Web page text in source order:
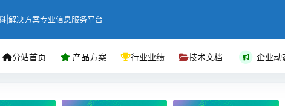
|解决方案专业信息服务平台
分站首页 产品方案 行业业绩 技术文档 企业动